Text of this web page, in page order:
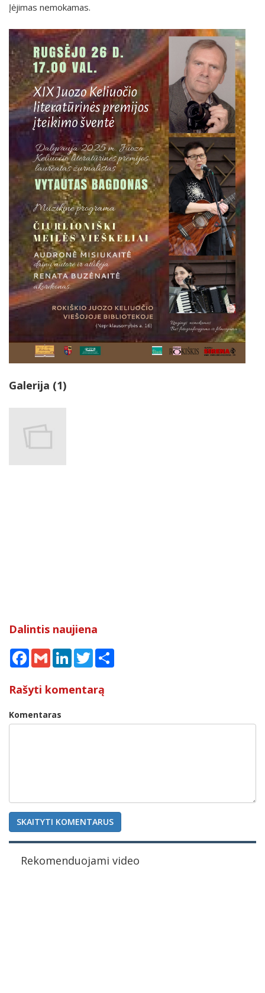
Įėjimas nemokamas.
Galerija (1)
Dalintis naujiena
Facebook
Gmail LinkedInTwitter
Rašyti komentarą
Komentaras
SKAITYTI KOMENTARUS
Rekomenduojami video